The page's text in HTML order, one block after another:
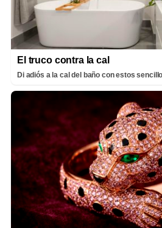
El truco contra la cal
Di adiós a la cal del baño con estos